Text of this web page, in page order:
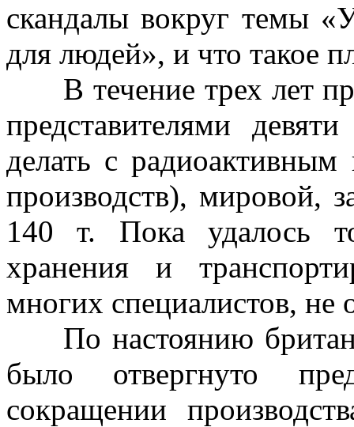
скандалы вокруг темы
для людей», и что такое
В течение трех лет
представителями
делать с
производств), мировой,
140 т. Пока удалось
хранения и
многих специалистов, не
По настоянию
было отвергнуто
сокращении